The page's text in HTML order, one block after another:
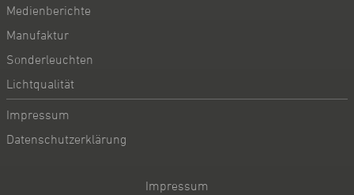
Medienberichte
Manufaktur
Sonderleuchten
Lichtqualität
Impressum
Datenschutzerklärung
Impressum